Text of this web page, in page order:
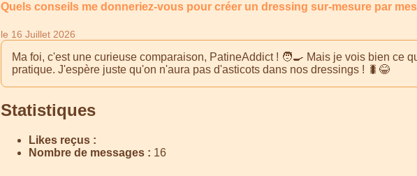
Quels conseils me donneriez-vous pour créer un dressing sur-mesure par
le 16 Juillet 2026
Ma foi, c'est une curieuse comparaison, PatineAddict ! 🧑‍🍳 Mais je vois bien ce
pratique. J'espère juste qu'on n'aura pas d'asticots dans nos dressings ! 🐛😂
Statistiques
Likes reçus :
Nombre de messages : 16